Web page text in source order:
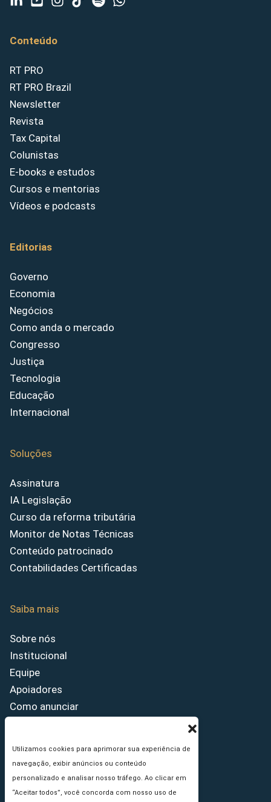
Utilizamos cookies para aprimorar sua experiência de
navegação, exibir anúncios ou conteúdo
personalizado e analisar nosso tráfego. Ao clicar em
“Aceitar todos”, você concorda com nosso uso de
Conteúdo
RT PRO
RT PRO Brazil
Newsletter
Revista
Tax Capital
Colunistas
E-books e estudos
Cursos e mentorias
Vídeos e podcasts
Editorias
Governo
Economia
Negócios
Como anda o mercado
Congresso
Justiça
Tecnologia
Educação
Internacional
Soluções
Assinatura
IA Legislação
Curso da reforma tributária
Monitor de Notas Técnicas
Conteúdo patrocinado
Contabilidades Certificadas
Saiba mais
Sobre nós
Institucional
Equipe
Apoiadores
Como anunciar
Princípios Editoriais